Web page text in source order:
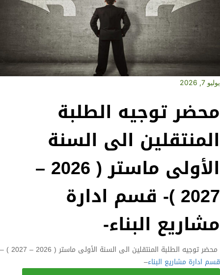
يوليو 7, 2026
محضر توجيه الطلبة
المنتقلين الى السنة
الأولى ماستر ( 2026 –
2027 )- قسم ادارة
مشاريع البناء-
محضر توجيه الطلبة المنتقلين الى السنة الأولى ماستر ( 2026 – 2027 ) –
قسم ادارة مشاريع البناء–